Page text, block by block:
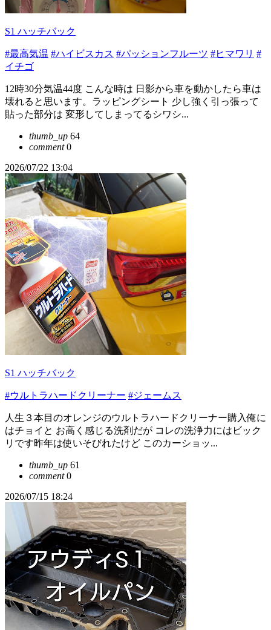
S1 ハッチバック
#最高気温 #ハイビスカス #パッションフルーツ #ヒマワリ #
イチゴ
12時30分気温44度 こんな時は 日影から車を動かしたら車は
壊れると思います。ラッピングシート 少し強く引っ張って
貼った部分は 変形してしまってるシワシ...
thumb_up 64
comment0
2026/07/22 13:04
S1 ハッチバック
#ウルトラハードクリーナー #ジェームス
人生３本目のオレンジのウルトラハードクリーナー購入俺に
はチョイと お高く感じる洗剤だが コレの洗浄力にはビック
リです昨年は使いそびれたけど このカーショッ...
thumb_up 61
comment0
2026/07/15 18:24